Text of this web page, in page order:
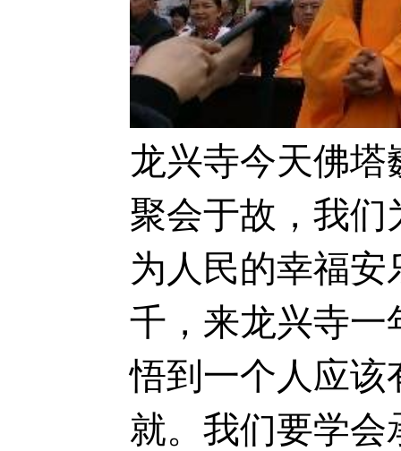
龙兴寺今天佛
聚会于故，我
为人民的幸福
千，来龙兴寺一
悟到一个人应该
就。我们要学